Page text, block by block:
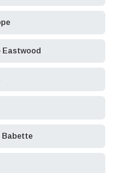
Eastwood
Babette